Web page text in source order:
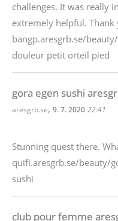
challenges. It was really
extremely helpful. Thank
bangp.aresgrb.se/
douleur petit orteil pied
gora egen sushi
aresgrb.se, 9. 7. 2020 22:41
Stunning quest there.
quifi.aresgrb.se/beauty/
sushi
club pour femme